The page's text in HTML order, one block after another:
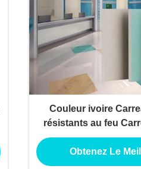
Couleur ivoire
résistants au feu
1220X2440Mm 3/8
la
Obtenez Le